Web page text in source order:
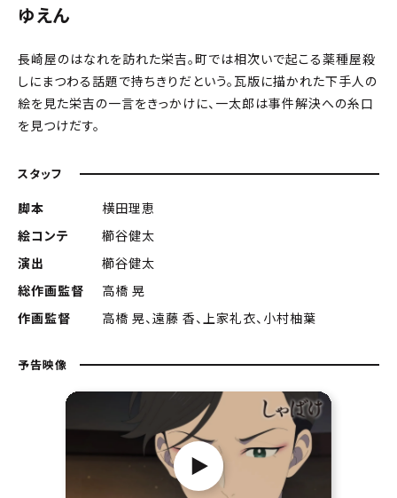
ゆえん
長崎屋のはなれを訪れた栄吉。町では相次いで起こる薬種屋殺
しにまつわる話題で持ちきりだという。瓦版に描かれた下手人の
絵を見た栄吉の一言をきっかけに、一太郎は事件解決への糸口
を見つけだす。
スタッフ
脚本
横田理恵
絵コンテ
櫛谷健太
演出
櫛谷健太
総作画監督
高橋 晃
作画監督
高橋 晃、遠藤 香、上家礼衣、小村柚葉
予告映像